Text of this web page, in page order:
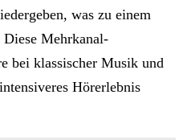
was zu einem
Mehrkanal-
bei klassischer Musik und
Hörerlebnis